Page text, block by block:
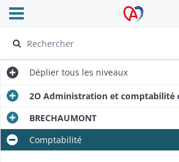
Archives Alsace -
Ouvrir le menu déroulant
Déplier tous les niveaux
2O Administration et comptabilité
BRECHAUMONT
Comptabilité